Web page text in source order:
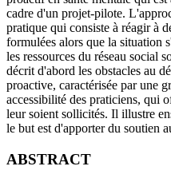
cadre d'un projet-pilote.
pratique qui consiste à réagir à
formulées alors que la situation
les ressources du réseau social
décrit d'abord les obstacles au
proactive, caractérisée par une
accessibilité des praticiens, qui
leur soient sollicités. Il illustre
le but est d'apporter du soutien
ABSTRACT